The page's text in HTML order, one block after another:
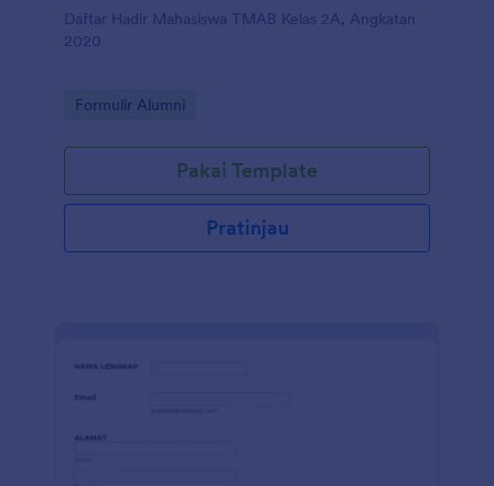
Daftar Hadir Mahasiswa TMAB Kelas 2A, Angkatan
2020
Go to Category:
Formulir Alumni
Pakai Template
Pratinjau